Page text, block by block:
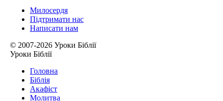
Милосердя
Підтримати нас
Написати нам
© 2007-2026 Уроки Біблії
Уроки Біблії
Головна
Біблія
Акафіст
Молитва